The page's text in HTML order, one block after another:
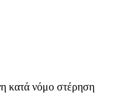
κατά νόμο στέρηση